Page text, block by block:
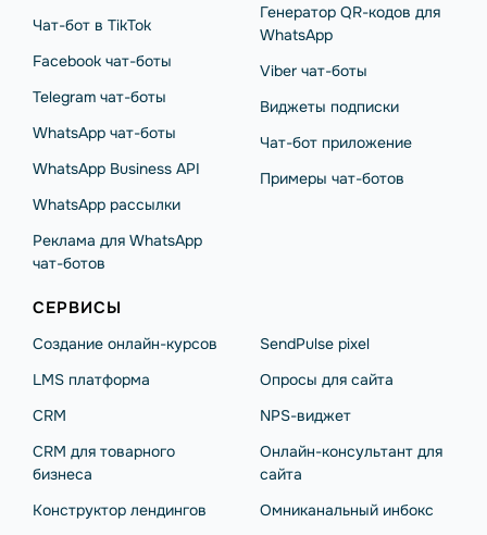
Чат-бот в TikTok
Facebook чат-боты
Telegram чат-боты
WhatsApp чат-боты
WhatsApp Business API
WhatsApp рассылки
Реклама для WhatsApp
чат-ботов
Генератор QR-кодов для
WhatsApp
Viber чат-боты
Виджеты подписки
Чат-бот приложение
Примеры чат-ботов
СЕРВИСЫ
Создание онлайн-курсов
LMS платформа
CRM
CRM для товарного
бизнеса
Конструктор лендингов
SendPulse pixel
Опросы для сайта
NPS-виджет
Онлайн-консультант для
сайта
Омниканальный инбокс